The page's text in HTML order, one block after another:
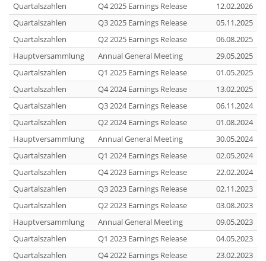
Quartalszahlen
Q4 2025 Earnings Release
12.02.2026
Quartalszahlen
Q3 2025 Earnings Release
05.11.2025
Quartalszahlen
Q2 2025 Earnings Release
06.08.2025
Hauptversammlung
Annual General Meeting
29.05.2025
Quartalszahlen
Q1 2025 Earnings Release
01.05.2025
Quartalszahlen
Q4 2024 Earnings Release
13.02.2025
Quartalszahlen
Q3 2024 Earnings Release
06.11.2024
Quartalszahlen
Q2 2024 Earnings Release
01.08.2024
Hauptversammlung
Annual General Meeting
30.05.2024
Quartalszahlen
Q1 2024 Earnings Release
02.05.2024
Quartalszahlen
Q4 2023 Earnings Release
22.02.2024
Quartalszahlen
Q3 2023 Earnings Release
02.11.2023
Quartalszahlen
Q2 2023 Earnings Release
03.08.2023
Hauptversammlung
Annual General Meeting
09.05.2023
Quartalszahlen
Q1 2023 Earnings Release
04.05.2023
Quartalszahlen
Q4 2022 Earnings Release
23.02.2023